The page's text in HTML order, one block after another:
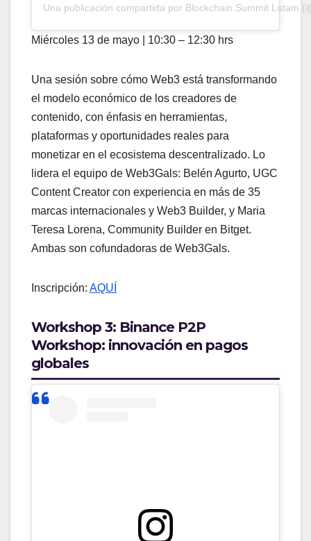
Una publicación compartida por Blockchain Summit Latam
Miércoles 13 de mayo | 10:30 – 12:30 hrs
Una sesión sobre cómo Web3 está transformando
el modelo económico de los creadores de
contenido, con énfasis en herramientas,
plataformas y oportunidades reales para
monetizar en el ecosistema descentralizado. Lo
lidera el equipo de Web3Gals: Belén Agurto, UGC
Content Creator con experiencia en más de 35
marcas internacionales y Web3 Builder, y Maria
Teresa Lorena, Community Builder en Bitget.
Ambas son cofundadoras de Web3Gals.
Inscripción: AQUÍ
Workshop 3: Binance P2P
Workshop: innovación en pagos
globales